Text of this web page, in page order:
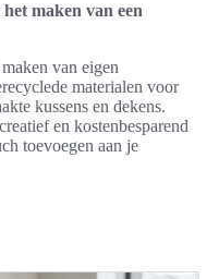
maken van een
van eigen
materialen voor
kussens en dekens.
en kostenbesparend
toevoegen aan je